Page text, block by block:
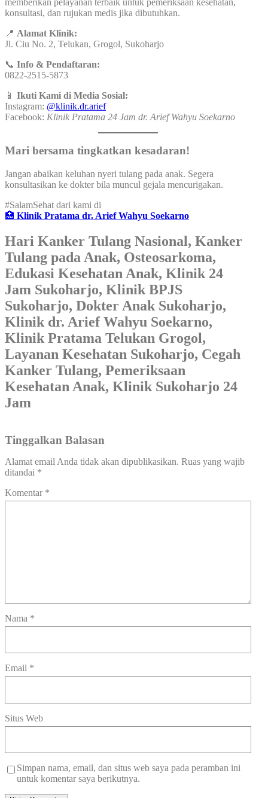
konsultasi, dan rujukan medis jika dibutuhkan.
📍 Alamat Klinik:
Jl. Ciu No. 2, Telukan, Grogol, Sukoharjo
📞 Info & Pendaftaran:
0822-2515-5873
📱 Ikuti Kami di Media Sosial:
Instagram: @klinik.dr.arief
Facebook: Klinik Pratama 24 Jam dr. Arief Wahyu Soekarno
Mari bersama tingkatkan kesadaran!
Jangan abaikan keluhan nyeri tulang pada anak. Segera
konsultasikan ke dokter bila muncul gejala mencurigakan.
#SalamSehat dari kami di
🏥 Klinik Pratama dr. Arief Wahyu Soekarno
Hari Kanker Tulang Nasional, Kanker
Tulang pada Anak, Osteosarkoma,
Edukasi Kesehatan Anak, Klinik 24
Jam Sukoharjo, Klinik BPJS
Sukoharjo, Dokter Anak Sukoharjo,
Klinik dr. Arief Wahyu Soekarno,
Klinik Pratama Telukan Grogol,
Layanan Kesehatan Sukoharjo, Cegah
Kanker Tulang, Pemeriksaan
Kesehatan Anak, Klinik Sukoharjo 24
Jam
Tinggalkan Balasan
Alamat email Anda tidak akan dipublikasikan. Ruas yang wajib
ditandai *
Komentar *
Nama *
Email *
Situs Web
Simpan nama, email, dan situs web saya pada peramban ini
untuk komentar saya berikutnya.